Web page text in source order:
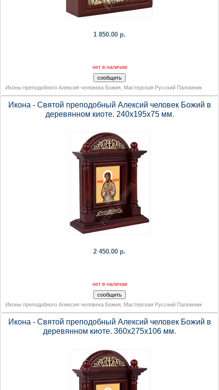
1 850.00 р.
нет в наличии
Иконы преподобного Алексия человека Божия Мастерская Русский Паломник
Икона - Святой преподобный Алексий человек Божий в
деревянном киоте. 240х195х75 мм.
2 450.00 р.
нет в наличии
Иконы преподобного Алексия человека Божия Мастерская Русский Паломник
Икона - Святой преподобный Алексий человек Божий в
деревянном киоте. 360х275х106 мм.